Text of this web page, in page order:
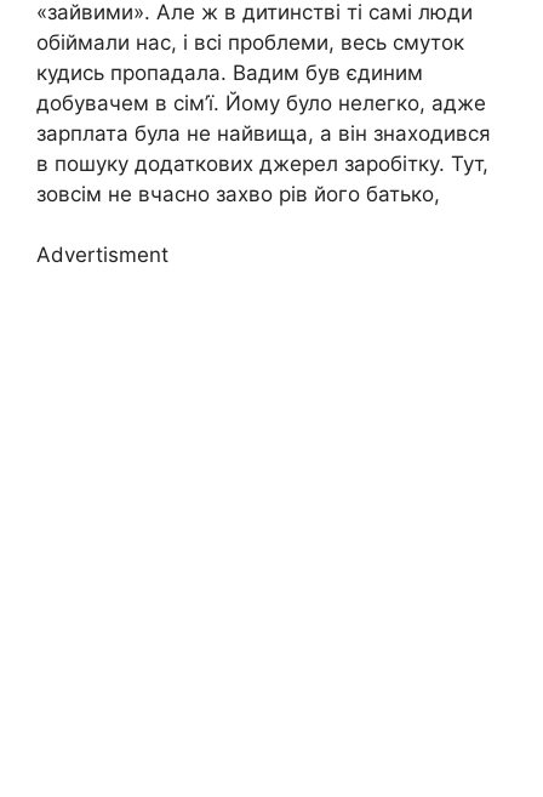
«зайвими». Але ж в дитинстві ті самі люди
обіймали нас, і всі проблеми, весь смуток
кудись пропадала. Вадим був єдиним
добувачем в сім’ї. Йому було нелегко, адже
зарплата була не найвища, а він знаходився
в пошуку додаткових джерел заробітку. Тут,
зовсім не вчасно захво рів його батько,
Advertisment